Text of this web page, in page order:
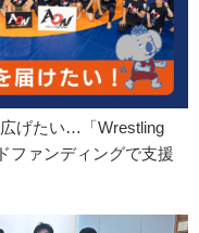
げたい…「Wrestling
ファンディングで支援